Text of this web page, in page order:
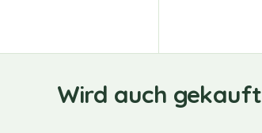
Wird auch gekauft